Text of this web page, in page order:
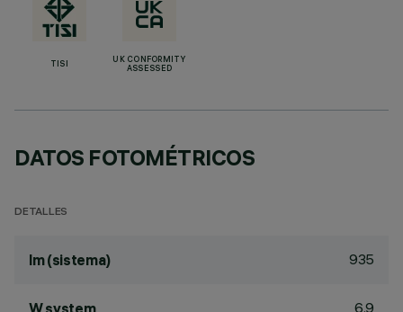
TISI
UK CONFORMITY
ASSESSED
DATOS FOTOMÉTRICOS
DETALLES
lm (sistema) 935
W system 6.9